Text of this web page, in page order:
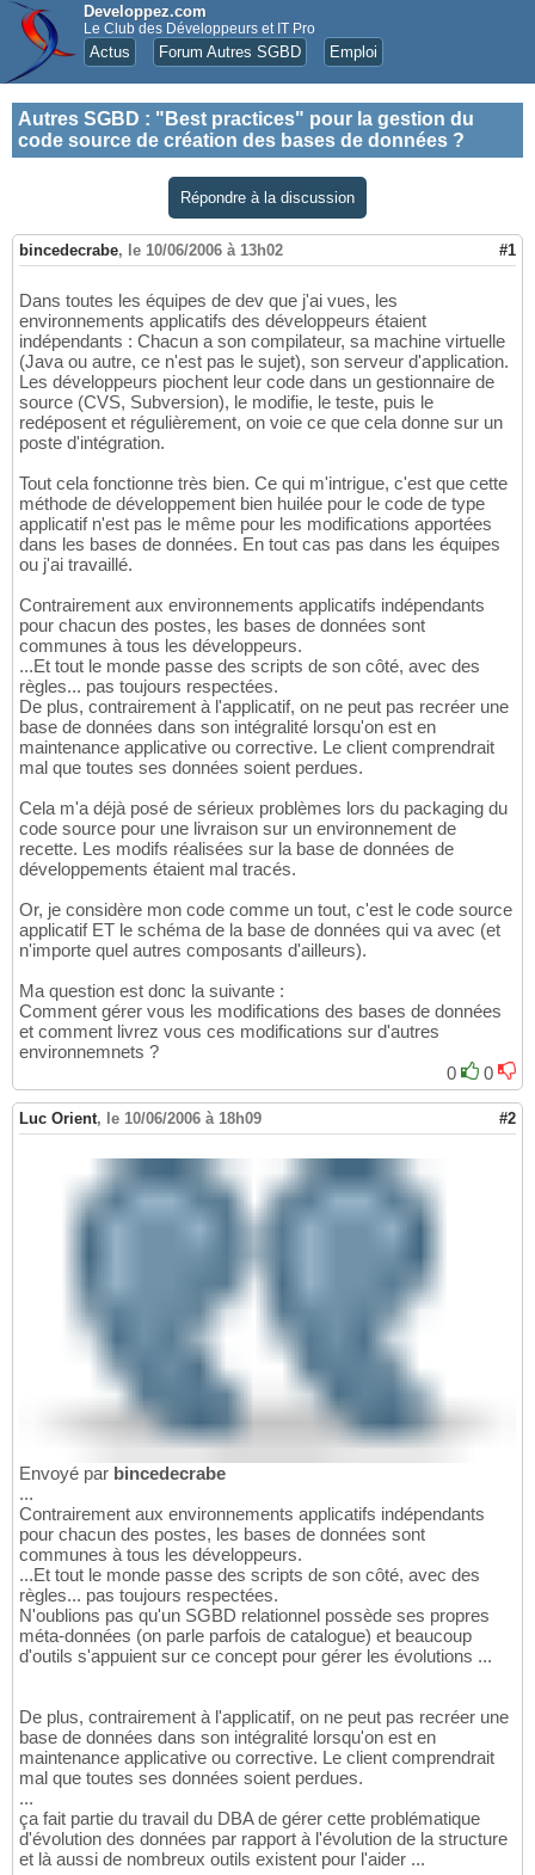
Developpez.com
Le Club des Développeurs et IT Pro
Actus Forum Autres SGBD Emploi
Autres SGBD : "Best practices" pour la gestion du
code source de création des bases de données ?
Répondre à la discussion
bincedecrabe, le 10/06/2006 à 13h02 #1
Dans toutes les équipes de dev que j'ai vues, les
environnements applicatifs des développeurs étaient
indépendants : Chacun a son compilateur, sa machine virtuelle
(Java ou autre, ce n'est pas le sujet), son serveur d'application.
Les développeurs piochent leur code dans un gestionnaire de
source (CVS, Subversion), le modifie, le teste, puis le
redéposent et régulièrement, on voie ce que cela donne sur un
poste d'intégration.
Tout cela fonctionne très bien. Ce qui m'intrigue, c'est que cette
méthode de développement bien huilée pour le code de type
applicatif n'est pas le même pour les modifications apportées
dans les bases de données. En tout cas pas dans les équipes
ou j'ai travaillé.
Contrairement aux environnements applicatifs indépendants
pour chacun des postes, les bases de données sont
communes à tous les développeurs.
...Et tout le monde passe des scripts de son côté, avec des
règles... pas toujours respectées.
De plus, contrairement à l'applicatif, on ne peut pas recréer une
base de données dans son intégralité lorsqu'on est en
maintenance applicative ou corrective. Le client comprendrait
mal que toutes ses données soient perdues.
Cela m'a déjà posé de sérieux problèmes lors du packaging du
code source pour une livraison sur un environnement de
recette. Les modifs réalisées sur la base de données de
développements étaient mal tracés.
Or, je considère mon code comme un tout, c'est le code source
applicatif ET le schéma de la base de données qui va avec (et
n'importe quel autres composants d'ailleurs).
Ma question est donc la suivante :
Comment gérer vous les modifications des bases de données
et comment livrez vous ces modifications sur d'autres
environnemnets ?
0
0
Luc Orient, le 10/06/2006 à 18h09 #2
Envoyé par bincedecrabe
...
Contrairement aux environnements applicatifs indépendants
pour chacun des postes, les bases de données sont
communes à tous les développeurs.
...Et tout le monde passe des scripts de son côté, avec des
règles... pas toujours respectées.
N'oublions pas qu'un SGBD relationnel possède ses propres
méta-données (on parle parfois de catalogue) et beaucoup
d'outils s'appuient sur ce concept pour gérer les évolutions ...
De plus, contrairement à l'applicatif, on ne peut pas recréer une
base de données dans son intégralité lorsqu'on est en
maintenance applicative ou corrective. Le client comprendrait
mal que toutes ses données soient perdues.
...
ça fait partie du travail du DBA de gérer cette problématique
d'évolution des données par rapport à l'évolution de la structure
et là aussi de nombreux outils existent pour l'aider ...